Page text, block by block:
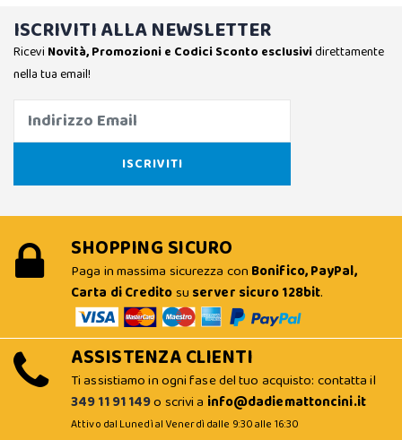
ISCRIVITI ALLA NEWSLETTER
Ricevi Novità, Promozioni e Codici Sconto esclusividirettamente
nella tua email!
SHOPPING SICURO
Paga in massima sicurezza con Bonifico, PayPal,
Carta di Creditosu server sicuro 128bit.
ASSISTENZA CLIENTI
Ti assistiamo in ogni fase del tuo acquisto: contatta il
349 11 91 149o scrivi a info@dadiemattoncini.it
Attivo dal Lunedì al Venerdì dalle 9:30 alle 16:30